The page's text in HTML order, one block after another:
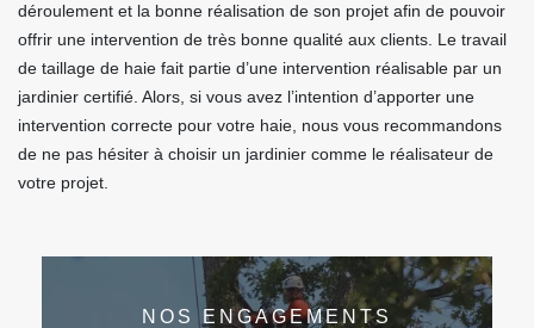
déroulement et la bonne réalisation de son projet afin de pouvoir
offrir une intervention de très bonne qualité aux clients. Le travail
de taillage de haie fait partie d’une intervention réalisable par un
jardinier certifié. Alors, si vous avez l’intention d’apporter une
intervention correcte pour votre haie, nous vous recommandons
de ne pas hésiter à choisir un jardinier comme le réalisateur de
votre projet.
NOS ENGAGEMENTS